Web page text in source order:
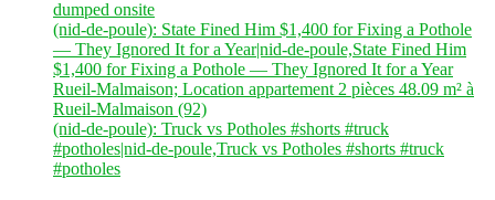
dumped onsite
(nid-de-poule): State Fined Him $1,400 for Fixing a Pothole
— They Ignored It for a Year|nid-de-poule,State Fined Him
$1,400 for Fixing a Pothole — They Ignored It for a Year
Rueil-Malmaison; Location appartement 2 pièces 48.09 m² à
Rueil-Malmaison (92)
(nid-de-poule): Truck vs Potholes #shorts #truck
#potholes|nid-de-poule,Truck vs Potholes #shorts #truck
#potholes